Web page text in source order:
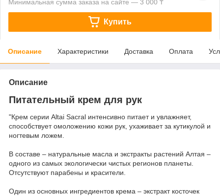
Минимальная сумма заказа на сайте — 3 000 ₸
Купить
Описание Характеристики Доставка Оплата
Описание
Питательный крем для рук
"Крем серии Altai Sacral интенсивно питает и увлажняет,
способствует омоложению кожи рук, ухаживает за кутикулой и
ногтевым ложем.
В составе – натуральные масла и экстракты растений Алтая –
одного из самых экологически чистых регионов планеты.
Отсутствуют парабены и красители.
Один из основных ингредиентов крема – экстракт косточек